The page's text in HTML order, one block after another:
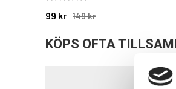
99 kr 149 kr
KÖPS OFTA